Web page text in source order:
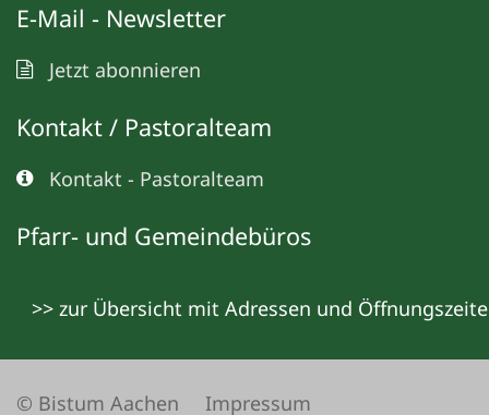
E-Mail - Newsletter
Jetzt abonnieren
Kontakt / Pastoralteam
Kontakt - Pastoralteam
Pfarr- und Gemeindebüros
>> zur Übersicht mit Adressen und
© Bistum Aachen Impressum